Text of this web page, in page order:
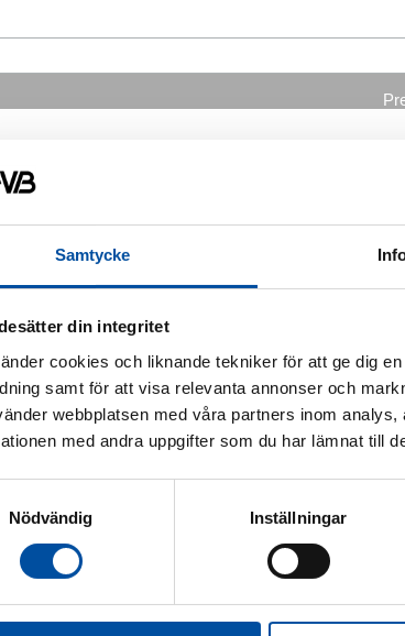
Samtycke
din integritet
cookies och liknande tekniker för att ge dig
samt för att visa relevanta annonser och
webbplatsen med våra partners inom
med andra uppgifter som du har lämnat till
Nödvändig
Inställningar